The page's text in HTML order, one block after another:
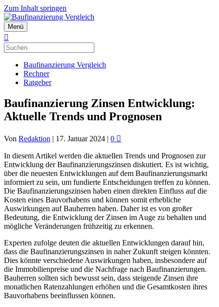
Zum Inhalt springen
Menü
Baufinanzierung Vergleich
Rechner
Ratgeber
Baufinanzierung Zinsen Entwicklung:
Aktuelle Trends und Prognosen
Von Redaktion | 17. Januar 2024 | 0
In diesem Artikel werden die aktuellen Trends und Prognosen zur
Entwicklung der Baufinanzierungszinsen diskutiert. Es ist wichtig,
über die neuesten Entwicklungen auf dem Baufinanzierungsmarkt
informiert zu sein, um fundierte Entscheidungen treffen zu können.
Die Baufinanzierungszinsen haben einen direkten Einfluss auf die
Kosten eines Bauvorhabens und können somit erhebliche
Auswirkungen auf Bauherren haben. Daher ist es von großer
Bedeutung, die Entwicklung der Zinsen im Auge zu behalten und
mögliche Veränderungen frühzeitig zu erkennen.
Experten zufolge deuten die aktuellen Entwicklungen darauf hin,
dass die Baufinanzierungszinsen in naher Zukunft steigen könnten.
Dies könnte verschiedene Auswirkungen haben, insbesondere auf
die Immobilienpreise und die Nachfrage nach Baufinanzierungen.
Bauherren sollten sich bewusst sein, dass steigende Zinsen ihre
monatlichen Ratenzahlungen erhöhen und die Gesamtkosten ihres
Bauvorhabens beeinflussen können.